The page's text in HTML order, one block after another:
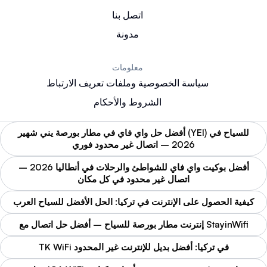
المنزل. أصبحت الحاجة إلى اتصال إنترنت موثوق أمرًا ضروريًا
سرعة كافية للإنترنت (بحد أدنى 25 ميجابت في الثانية)
استقرار الاتصال وتقليل فترات الانقطاع
تغطية جيدة في جميع أنحاء المنزل
إمكانية اتصال عدة أجهزة في نفس الوقت
تحديد أولويات حركة مرور البيانات للتطبيقات التعليمية
يمكن تحسين أداءapp wifiللتعليم عن بعد من خلال
استخدام موسعات النطاق أو أنظمة Mesh Wi-Fi لضمان
تغطية شاملة في المنزل، خاصة في المناطق البعيدة عن
الراوتر الرئيسي.
تحسين أمان شبكاتtake a wifi
اتصل بنا
مدونة
معلومات
سياسة الخصوصية وملفات تعريف الارتباط
الشروط والأحكام
أفضل حل واي فاي في مطار بورصة يني شهير (YEI) للسياح في
2026 – اتصال غير محدود فوري
أفضل بوكيت واي فاي للشواطئ والرحلات في أنطاليا 2026 –
اتصال غير محدود في كل مكان
كيفية الحصول على الإنترنت في تركيا: الحل الأفضل للسياح العرب
إنترنت مطار بورصة للسياح – أفضل حل اتصال مع StayinWifi
TK WiFi في تركيا: أفضل بديل للإنترنت غير المحدود